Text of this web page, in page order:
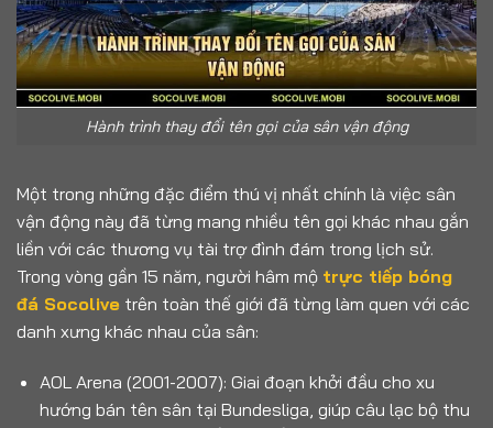
Hành trình thay đổi tên gọi của sân vận động
Một trong những đặc điểm thú vị nhất chính là việc sân
vận động này đã từng mang nhiều tên gọi khác nhau gắn
liền với các thương vụ tài trợ đình đám trong lịch sử.
Trong vòng gần 15 năm, người hâm mộ trực tiếp bóng
đá Socolive trên toàn thế giới đã từng làm quen với các
danh xưng khác nhau của sân:
AOL Arena (2001-2007): Giai đoạn khởi đầu cho xu
hướng bán tên sân tại Bundesliga, giúp câu lạc bộ thu